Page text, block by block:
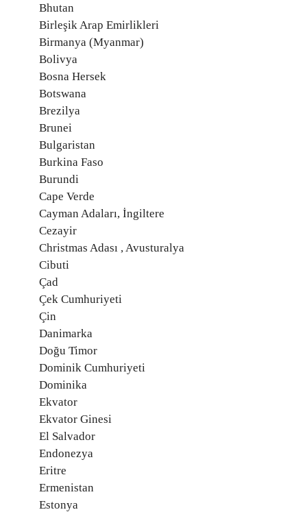
Bhutan
Birleşik Arap Emirlikleri
Birmanya (Myanmar)
Bolivya
Bosna Hersek
Botswana
Brezilya
Brunei
Bulgaristan
Burkina Faso
Burundi
Cape Verde
Cayman Adaları, İngiltere
Cezayir
Christmas Adası , Avusturalya
Cibuti
Çad
Çek Cumhuriyeti
Çin
Danimarka
Doğu Timor
Dominik Cumhuriyeti
Dominika
Ekvator
Ekvator Ginesi
El Salvador
Endonezya
Eritre
Ermenistan
Estonya